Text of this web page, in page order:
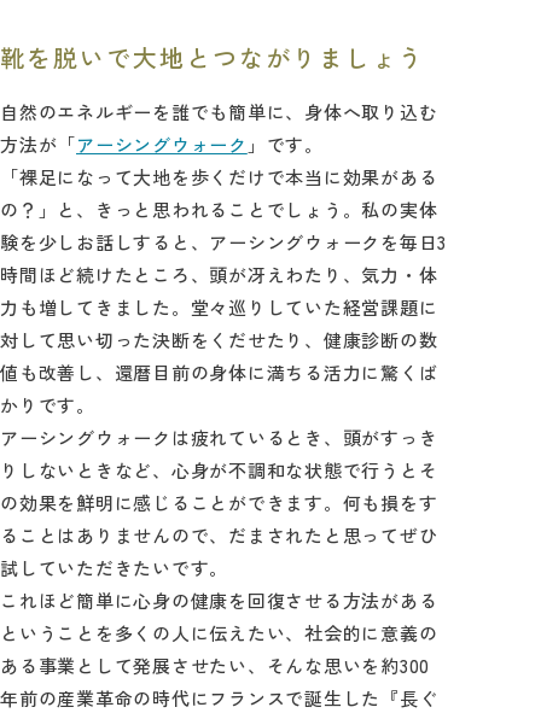
靴を脱いで大地とつながりましょう
自然のエネルギーを誰でも簡単に、身体へ取り込む
方法が「アーシングウォーク 」です。
「裸足になって大地を歩くだけで本当に効果がある
の？」と、きっと思われることでしょう。私の実体
験を少しお話しすると、アーシングウォークを毎日3
時間ほど続けたところ、頭が冴えわたり、気力・体
力も増してきました。堂々巡りしていた経営課題に
対して思い切った決断をくだせたり、健康診断の数
値も改善し、還暦目前の身体に満ちる活力に驚くば
かりです。
アーシングウォークは疲れているとき、頭がすっき
りしないときなど、心身が不調和な状態で行うとそ
の効果を鮮明に感じることができます。何も損をす
ることはありませんので、だまされたと思ってぜひ
試していただきたいです。
これほど簡単に心身の健康を回復させる方法がある
ということを多くの人に伝えたい、社会的に意義の
ある事業として発展させたい、そんな思いを約300
年前の産業革命の時代にフランスで誕生した『長ぐ